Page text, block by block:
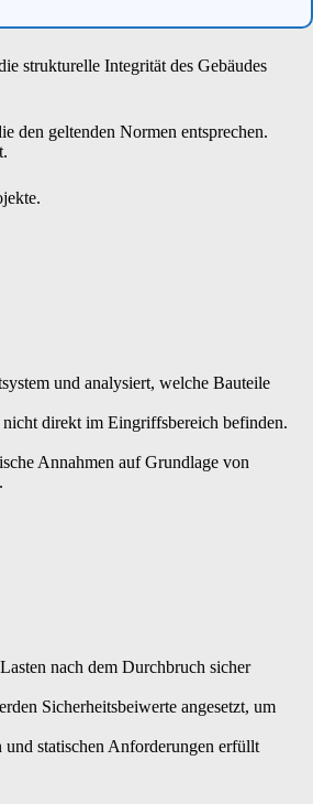
strukturelle Integrität des Gebäudes
den geltenden Normen entsprechen.
und analysiert, welche Bauteile
direkt im Eingriffsbereich befinden.
Annahmen auf Grundlage von
nach dem Durchbruch sicher
Sicherheitsbeiwerte angesetzt, um
statischen Anforderungen erfüllt